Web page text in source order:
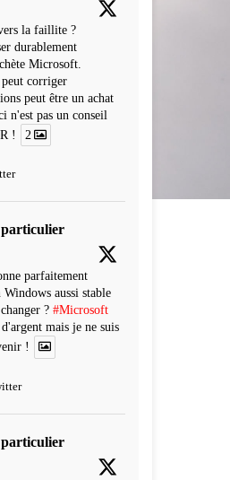
la faillite ?
durablement
Microsoft.
corriger
peut être un achat
n'est pas un conseil
!
2
particulier
parfaitement
aussi stable
? #Microsoft
mais je ne suis
!
particulier